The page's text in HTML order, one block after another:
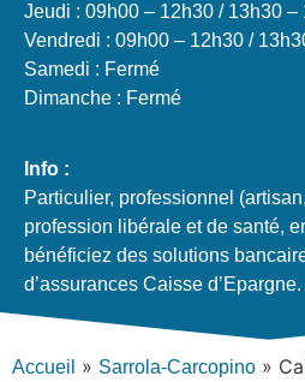
Jeudi : 09h00 – 12h30 / 13h30 –
Vendredi : 09h00 – 12h30 /
Samedi : Fermé
Dimanche : Fermé
Info :
Particulier, professionnel
profession libérale et de santé,
bénéficiez des solutions
d’assurances Caisse d’Epargne.
Accueil » Sarrola-Carcopino »